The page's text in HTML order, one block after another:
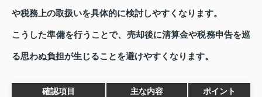
や税務上の取扱いを具体的に検討しやすくなります。
こうした準備を行うことで、売却後に清算金や税務申告を巡
る思わぬ負担が生じることを避けやすくなります。
確認項目 主な内容 ポイント